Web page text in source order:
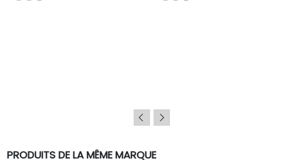
PRODUITS DE LA MÊME MARQUE